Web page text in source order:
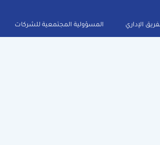
الإداري المسؤولية المجتمعية للشركات